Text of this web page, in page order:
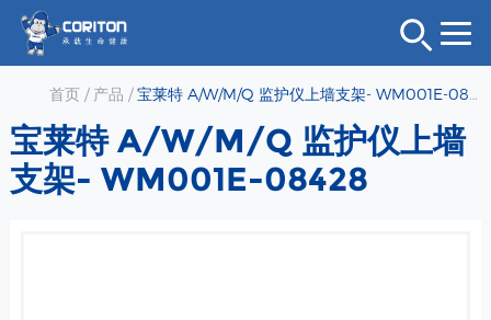
首页/ 产品 /宝莱特 A/W/M/Q 监护仪上墙支架- WM001E-08428
宝莱特 A/W/M/Q 监护仪上墙
支架- WM001E-08428